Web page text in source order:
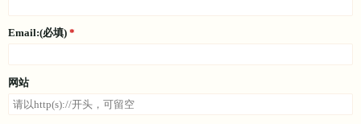
Email:(必填)
网站